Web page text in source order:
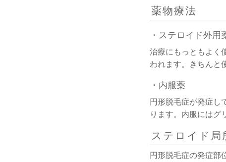
薬物療法
ステロイド外用
治療にもっともよく
われます。きちんと
内服薬
円形脱毛症が発症し
ります。内服にはグ
ステロイド局
円形脱毛症の発症部